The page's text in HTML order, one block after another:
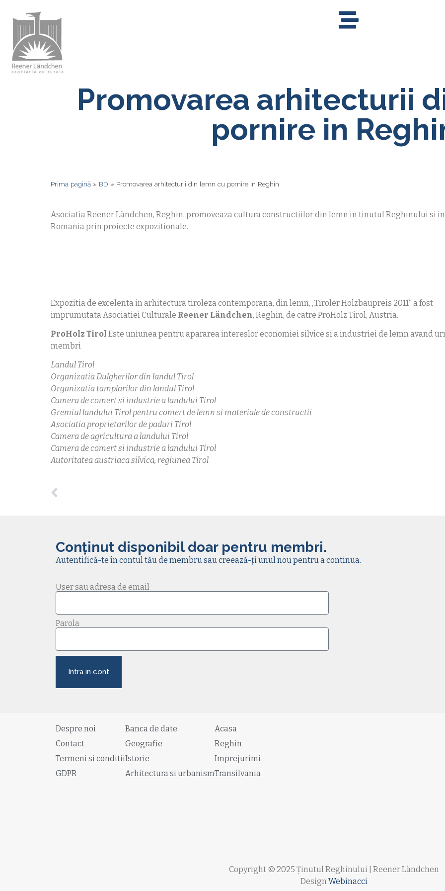
Promovarea arhitecturii
pornire in
Prima pagină » BD » Promovarea arhitecturii din lemn cu pornire in Reghin
Asociatia Reener Ländchen, Reghin, promoveaza cultura constructiilor din lemn in tinutul Reghinului si in
Romania prin proiecte expozitionale.
Expozitia de excelenta in arhitectura tiroleza contemporana, din lemn, „Tiroler Holzbaupreis 2011“ a fost
imprumutata Asociatiei Culturale Reener Ländchen, Reghin, de catre ProHolz Tirol, Austria.
ProHolz Tirol Este uniunea pentru apararea intereslor economiei silvice si a industriei de lemn avand
membri
Landul Tirol
Organizatia Dulgherilor din landul Tirol
Organizatia tamplarilor din landul Tirol
Camera de comert si industrie a landului Tirol
Gremiul landului Tirol pentru comert de lemn si materiale de constructii
Asociatia proprietarilor de paduri Tirol
Camera de agricultura a landului Tirol
Camera de comert si industrie a landului Tirol
Autoritatea austriaca silvica, regiunea Tirol
Conținut disponibil doar pentru membri.
Autentifică-te în contul tău de membru sau creează-ți unul nou pentru a continua.
User sau adresa de email
Parola
Intra in cont
Despre noi
Contact
Termeni si conditii
GDPR
Banca de date
Geografie
Istorie
Arhitectura si urbanism
Acasa
Reghin
Imprejurimi
Transilvania
Copyright © 2025 Ținutul Reghinului | Reener Ländchen
DesignWebinacci